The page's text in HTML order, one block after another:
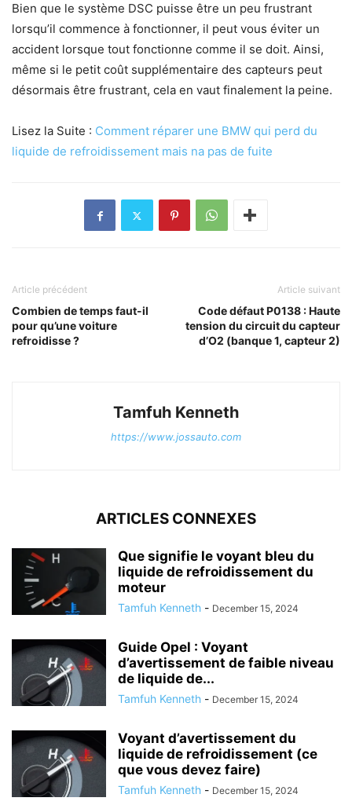
Bien que le système DSC puisse être un peu frustrant
lorsqu’il commence à fonctionner, il peut vous éviter un
accident lorsque tout fonctionne comme il se doit. Ainsi,
même si le petit coût supplémentaire des capteurs peut
désormais être frustrant, cela en vaut finalement la peine.
Lisez la Suite : Comment réparer une BMW qui perd du
liquide de refroidissement mais na pas de fuite
Article précédent
Combien de temps faut-il
pour qu’une voiture
refroidisse ?
Article suivant
Code défaut P0138 : Haute
tension du circuit du capteur
d’O2 (banque 1, capteur 2)
Tamfuh Kenneth
https://www.jossauto.com
ARTICLES CONNEXES
Que signifie le voyant bleu du
liquide de refroidissement du
moteur
Tamfuh Kenneth - December 15, 2024
Guide Opel : Voyant
d’avertissement de faible niveau
de liquide de...
Tamfuh Kenneth - December 15, 2024
Voyant d’avertissement du
liquide de refroidissement (ce
que vous devez faire)
Tamfuh Kenneth - December 15, 2024